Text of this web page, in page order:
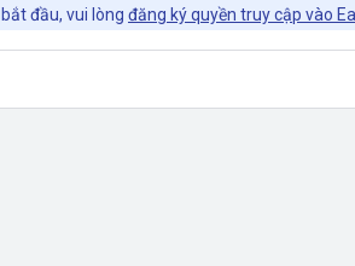
đầu, vui lòng đăng ký quyền truy cập vào